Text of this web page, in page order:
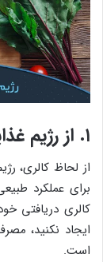
۱. از رژیم غذایی استانداری پیروی کنید
از لحاظ کالری،
برای عملکرد
کالری دریافتی
ایجاد نکنید،
است.